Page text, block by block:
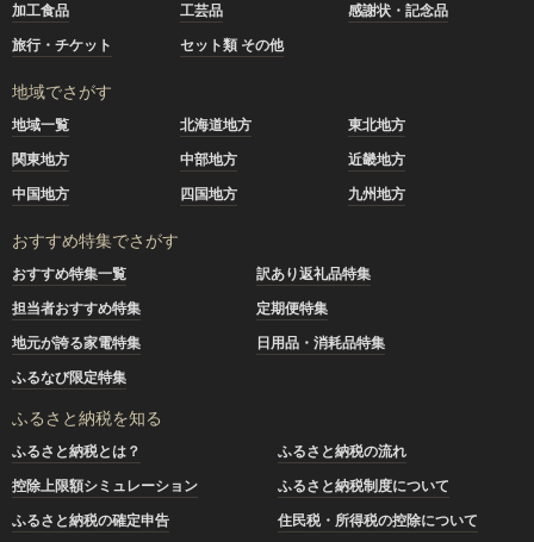
加工食品
工芸品
感謝状・記念品
旅行・チケット
セット類 その他
地域でさがす
地域一覧 北海道地方
東北地方
関東地方
中部地方
近畿地方
中国地方
四国地方 九州地方
おすすめ特集でさがす
おすすめ特集一覧
訳あり返礼品特集
担当者おすすめ特集
定期便特集
地元が誇る家電特集
日用品・消耗品特集
ふるなび限定特集
ふるさと納税を知る
ふるさと納税とは？
ふるさと納税の流れ
控除上限額シミュレーション
ふるさと納税制度について
ふるさと納税の確定申告
住民税・所得税の控除について